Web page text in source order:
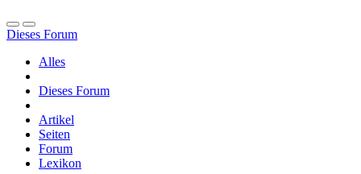
Dieses Forum
Alles
Dieses Forum
Artikel
Seiten
Forum
Lexikon